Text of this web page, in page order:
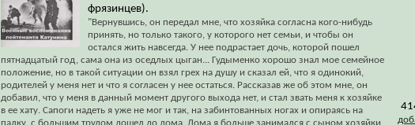
фрязинцев).
"Вернувшись, он передал мне, что хозяйка согласна кого-нибудь
принять, но только такого, у которого нет семьи, и чтобы он
остался жить навсегда. У нее подрастает дочь, которой пошел
пятнадцатый год, сама она из оседлых цыган... Гудыменко хорошо знал мое семейное
положение, но в такой ситуации он взял грех на душу и сказал ей, что я одинокий,
родителей у меня нет и что я согласен у нее остаться. Рассказав же об этом мне, он
добавил, что у меня в данный момент другого выхода нет, и стал звать меня к хозяйке
в ее хату. Сапоги надеть я уже не мог и так, на забинтованных ногах и опираясь на
палку, с большим трудом дошел до дома. Дома я больше занимался с сыном хозяйки